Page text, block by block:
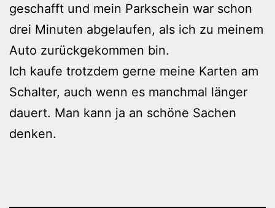
geschafft und mein Parkschein war schon
drei Minuten abgelaufen, als ich zu meinem
Auto zurückgekommen bin.
Ich kaufe trotzdem gerne meine Karten am
Schalter, auch wenn es manchmal länger
dauert. Man kann ja an schöne Sachen
denken.